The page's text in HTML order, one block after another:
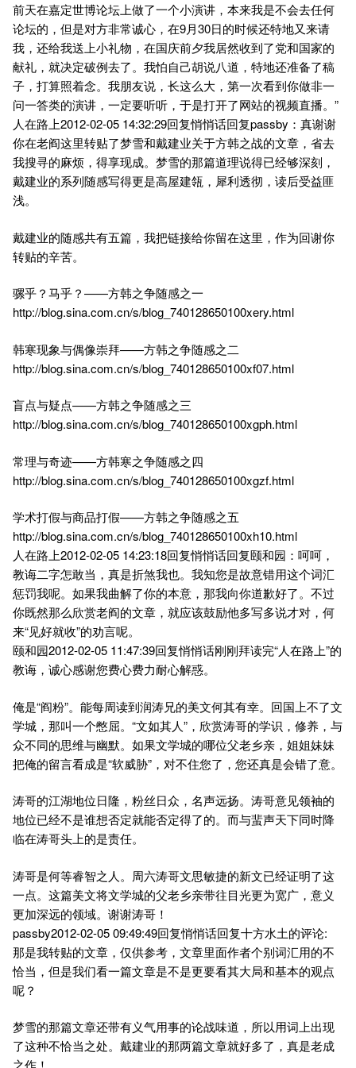
前天在嘉定世博论坛上做了一个小演讲，本来我是不会去任何
论坛的，但是对方非常诚心，在9月30日的时候还特地又来请
我，还给我送上小礼物，在国庆前夕我居然收到了党和国家的
献礼，就决定破例去了。我怕自己胡说八道，特地还准备了稿
子，打算照着念。我朋友说，长这么大，第一次看到你做非一
问一答类的演讲，一定要听听，于是打开了网站的视频直播。”
人在路上2012-02-05 14:32:29回复悄悄话回复passby：真谢谢
你在老阎这里转贴了梦雪和戴建业关于方韩之战的文章，省去
我搜寻的麻烦，得享现成。梦雪的那篇道理说得已经够深刻，
戴建业的系列随感写得更是高屋建瓴，犀利透彻，读后受益匪
浅。
戴建业的随感共有五篇，我把链接给你留在这里，作为回谢你
转贴的辛苦。
骡乎？马乎？——方韩之争随感之一
http://blog.sina.com.cn/s/blog_740128650100xery.html
韩寒现象与偶像崇拜——方韩之争随感之二
http://blog.sina.com.cn/s/blog_740128650100xf07.html
盲点与疑点——方韩之争随感之三
http://blog.sina.com.cn/s/blog_740128650100xgph.html
常理与奇迹——方韩寒之争随感之四
http://blog.sina.com.cn/s/blog_740128650100xgzf.html
学术打假与商品打假——方韩之争随感之五
http://blog.sina.com.cn/s/blog_740128650100xh10.html
人在路上2012-02-05 14:23:18回复悄悄话回复颐和园：呵呵，
教诲二字怎敢当，真是折煞我也。我知您是故意错用这个词汇
惩罚我呢。如果我曲解了你的本意，那我向你道歉好了。不过
你既然那么欣赏老阎的文章，就应该鼓励他多写多说才对，何
来“见好就收”的劝言呢。
颐和园2012-02-05 11:47:39回复悄悄话刚刚拜读完“人在路上”的
教诲，诚心感谢您费心费力耐心解惑。
俺是“阎粉”。能每周读到润涛兄的美文何其有幸。回国上不了文
学城，那叫一个憋屈。“文如其人”，欣赏涛哥的学识，修养，与
众不同的思维与幽默。如果文学城的哪位父老乡亲，姐姐妹妹
把俺的留言看成是“软威胁”，对不住您了，您还真是会错了意。
涛哥的江湖地位日隆，粉丝日众，名声远扬。涛哥意见领袖的
地位已经不是谁想否定就能否定得了的。而与蜚声天下同时降
临在涛哥头上的是责任。
涛哥是何等睿智之人。周六涛哥文思敏捷的新文已经证明了这
一点。这篇美文将文学城的父老乡亲带往目光更为宽广，意义
更加深远的领域。谢谢涛哥！
passby2012-02-05 09:49:49回复悄悄话回复十方水土的评论:
那是我转贴的文章，仅供参考，文章里面作者个别词汇用的不
恰当，但是我们看一篇文章是不是更要看其大局和基本的观点
呢？
梦雪的那篇文章还带有义气用事的论战味道，所以用词上出现
了这种不恰当之处。戴建业的那两篇文章就好多了，真是老成
之作！